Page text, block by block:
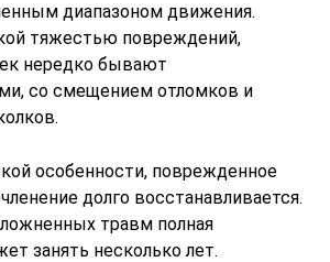
диапазоном движения.
тяжестью повреждений,
нередко бывают
со смещением отломков и
особенности, поврежденное
долго восстанавливается.
травм полная
занять несколько лет.